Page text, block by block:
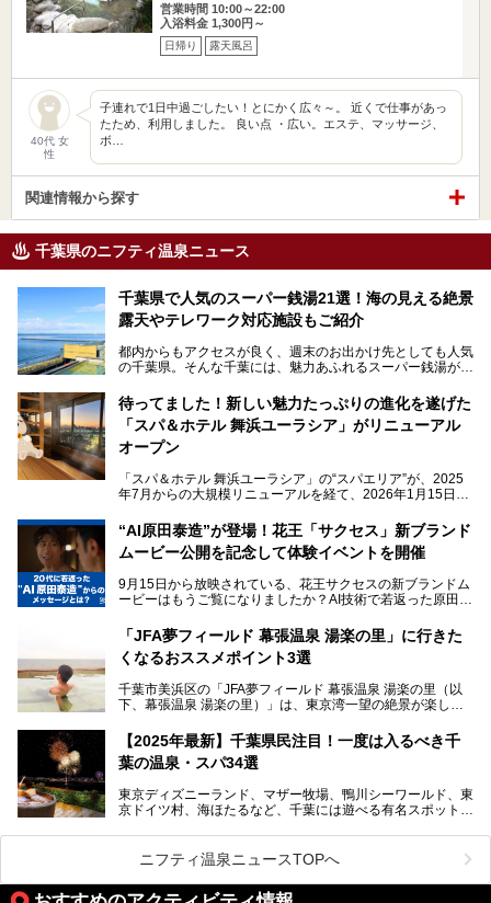
営業時間 10:00～22:00
入浴料金 1,300円～
日帰り 露天風呂
40代 女
性
子連れで1日中過ごしたい！とにかく広々～。 近くで仕事があっ
たため、利用しました。 良い点 ・広い。エステ、マッサージ、
ボ…
関連情報から探す
千葉県のニフティ温泉ニュース
千葉県で人気のスーパー銭湯21選！海の見える絶景
露天やテレワーク対応施設もご紹介
都内からもアクセスが良く、週末のお出かけ先としても人気
の千葉県。そんな千葉には、魅力あふれるスーパー銭湯がた
「サウナでしっかりととのいたい」「海が見える絶景で非日
常を味わいたい」「子連れでも気兼ねなく1日過ごした
い」。
そんな多様なニーズに応える施設が揃っているため、その日
の目的に合った施設がきっと見つかるはずです。
さらに最近では、24時間営業で深夜まで滞在できる施設
や、テレワーク・コワーキングスペースを備えた仕事もでき
るスパも増えており、ただの入浴施設にとどまらない進化を
本記事では、人気スーパー銭湯から絶景施設、コワーキング
スペースや休憩スペースが充実した施設、子連れファミリー
向けの施設など、目的に合わせたおすすめの施設を紹介しま
す。
ださい。
待ってました！新しい魅力たっぷりの進化を遂げた
「スパ＆ホテル 舞浜ユーラシア」がリニューアル
オープン
「スパ＆ホテル 舞浜ユーラシア」の“スパエリア”が、2025
年7月からの大規模リニューアルを経て、2026年1月15日
新設エリアや生まれ変わった浴場・サウナの魅力を、人気キ
ャラクター「ユーラシわん」と一緒にご紹介します。必見の
───
提供元：SPA＆HOTEL舞浜ユーラシア【PR】
です。
“AI原田泰造”が登場！花王「サクセス」新ブランド
ムービー公開を記念して体験イベントを開催
9月15日から放映されている、花王サクセスの新ブランドム
ービーはもうご覧になりましたか？AI技術で若返った原田泰
伝えるムービーです。公開を記念して、スパメッツァおおた
か竜泉寺の湯にて体験イベントを開催。花王サクセスの製品
が無料で試せるチャンスです！
提供元：花王株式会社【PR】
この記事は花王株式会社商品のPRレポート記事です。
「JFA夢フィールド 幕張温泉 湯楽の里」に行きた
くなるおススメポイント3選
千葉市美浜区の「JFA夢フィールド 幕張温泉 湯楽の里（以
下、幕張温泉 湯楽の里）」は、東京湾一望の絶景が楽しめ
設備も天然温泉の露天風呂、サウナ、岩盤浴のほか、高濃度
炭酸泉、海の見えるお休み処や食事処、展望抜群の屋上ま
で、年代を問わずたっぷり楽しめます。
今回は人気のこの施設の中でも、特におススメしたい3つの
ポイントについて厳選してお届けします。読めばきっと、行
【2025年最新】千葉県民注目！一度は入るべき千
葉の温泉・スパ34選
東京ディズニーランド、マザー牧場、鴨川シーワールド、東
京ドイツ村、海ほたるなど、千葉には遊べる有名スポットが
県で生まれ、千葉県で育ち、つい最近まで千葉在住だった私
がお勧めする、一度は入るべき千葉の温泉・スパ34選をま
とめました。
ニフティ温泉ニュースTOPへ